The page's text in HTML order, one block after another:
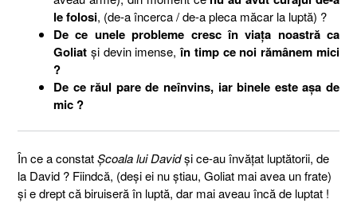
le folosi, (de-a încerca / de-a pleca măcar la luptă) ?
De ce unele probleme cresc în viaţa noastră ca
Goliat şi devin imense,în timp ce noi rămânem mici
?
De ce răul pare de neînvins, iar binele este aşa de
mic ?
În ce a constatŞcoala lui Davidşi ce-au învăţat luptătorii, de
la David ? Fiindcă, (deşi ei nu ştiau, Goliat mai avea un frate)
şi e drept că biruiseră în luptă, dar mai aveau încă de luptat !